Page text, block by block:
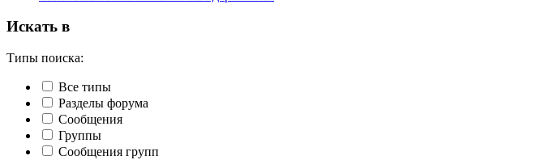
Искать в
Типы поиска:
Все типы
Разделы форума
Сообщения
Группы
Сообщения групп